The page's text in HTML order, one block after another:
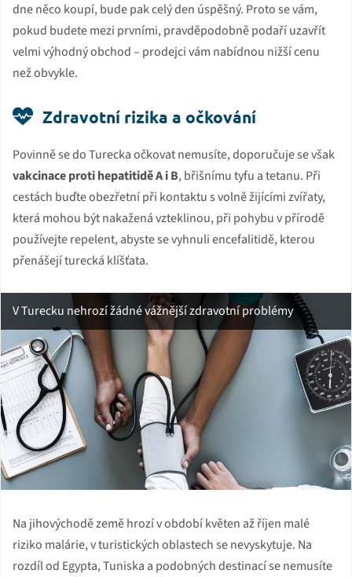
dne něco koupí, bude pak celý den úspěšný. Proto se vám,
pokud budete mezi prvními, pravděpodobně podaří uzavřít
velmi výhodný obchod – prodejci vám nabídnou nižší cenu
než obvykle.
Zdravotní rizika a očkování
Povinně se do Turecka očkovat nemusíte, doporučuje se však
vakcinace proti hepatitidě A i B, břišnímu tyfu a tetanu. Při
cestách buďte obezřetní při kontaktu s volně žijícími zvířaty,
která mohou být nakažená vzteklinou, při pohybu v přírodě
používejte repelent, abyste se vyhnuli encefalitidě, kterou
přenášejí turecká klíšťata.
V Turecku nehrozí žádné vážnější zdravotní problémy
Na jihovýchodě země hrozí v období květen až říjen malé
riziko malárie, v turistických oblastech se nevyskytuje. Na
rozdíl od Egypta, Tuniska a podobných destinací se nemusíte